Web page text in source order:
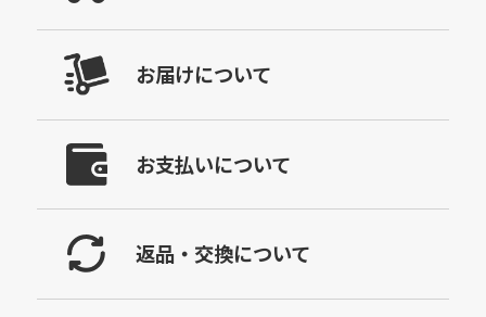
お届けについて
お支払いについて
返品・交換について